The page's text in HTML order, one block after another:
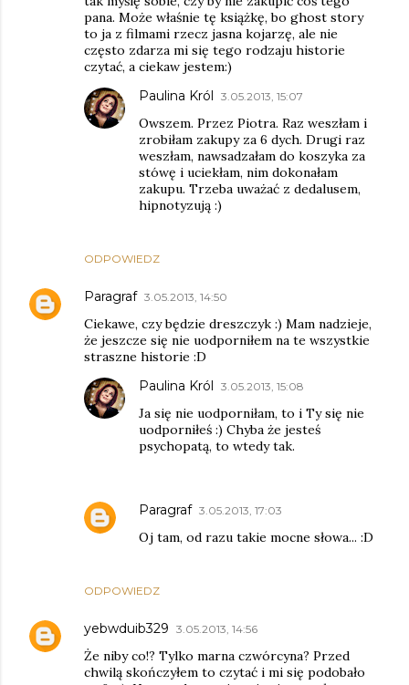
pana. Może właśnie tę książkę, bo ghost story
to ja z filmami rzecz jasna kojarzę, ale nie
często zdarza mi się tego rodzaju historie
czytać, a ciekaw jestem:)
ODPOWIEDZ
Paulina Król 3.05.2013, 15:07
Owszem. Przez Piotra. Raz weszłam i
zrobiłam zakupy za 6 dych. Drugi raz
weszłam, nawsadzałam do koszyka za
stówę i uciekłam, nim dokonałam
zakupu. Trzeba uważać z dedalusem,
hipnotyzują :)
Paragraf 3.05.2013, 14:50
Ciekawe, czy będzie dreszczyk :) Mam nadzieje,
że jeszcze się nie uodporniłem na te wszystkie
straszne historie :D
ODPOWIEDZ
Paulina Król 3.05.2013, 15:08
Ja się nie uodporniłam, to i Ty się nie
uodporniłeś :) Chyba że jesteś
psychopatą, to wtedy tak.
Paragraf 3.05.2013, 17:03
Oj tam, od razu takie mocne słowa... :D
yebwduib329 3.05.2013, 14:56
Że niby co!? Tylko marna czwórcyna? Przed
chwilą skończyłem to czytać i mi się podobało